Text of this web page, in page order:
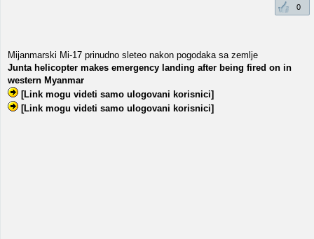
0
Mijanmarski Mi-17 prinudno sleteo nakon pogodaka sa zemlje
Junta helicopter makes emergency landing after being fired on in
western Myanmar
[Link mogu videti samo ulogovani korisnici]
[Link mogu videti samo ulogovani korisnici]